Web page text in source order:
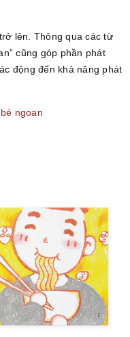
lên. Thông qua các từ
cũng góp phần phát
động đến khả năng phát
ngoan